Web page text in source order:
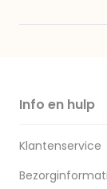
Info en hulp
Klantenservice